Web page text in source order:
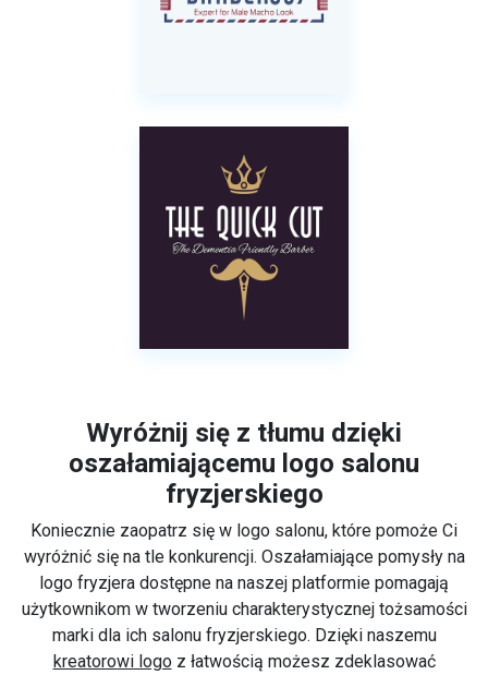
Wyróżnij się z tłumu dzięki
oszałamiającemu logo salonu
fryzjerskiego
Koniecznie zaopatrz się w logo salonu, które pomoże Ci
wyróżnić się na tle konkurencji. Oszałamiające pomysły na
logo fryzjera dostępne na naszej platformie pomagają
użytkownikom w tworzeniu charakterystycznej tożsamości
marki dla ich salonu fryzjerskiego. Dzięki naszemu
kreatorowi logoz łatwością możesz zdeklasować